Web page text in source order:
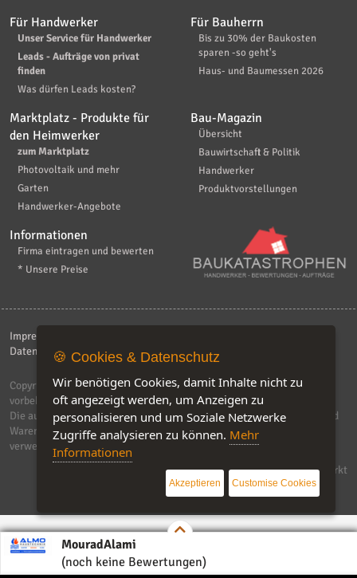
MouradAlami
(noch keine Bewertungen)
Für Handwerker
Unser Service für Handwerker
Leads - Aufträge von privat
finden
Was dürfen Leads kosten?
Für Bauherrn
Bis zu 30% der Baukosten
sparen -so geht's
Haus- und Baumessen 2026
Marktplatz - Produkte für
den Heimwerker
zum Marktplatz
Photovoltaik und mehr
Garten
Handwerker-Angebote
Bau-Magazin
Übersicht
Bauwirtschaft & Politik
Handwerker
Produktvorstellungen
Informationen
Firma eintragen und bewerten
* Unsere Preise
Impressum
Datenschutzerklärung | FAQ
Copyright © 2026ebiz-consult GmbH & Co. KG. Alle Rechte
vorbehalten.
Die auf dieser Seite verwendeten Produktbezeichnungen, Namen und
Warenzeichen sind Eigentum der jeweiligen Firmen. Unser Portal
verwendet Affiliat-Links, für dir wir Geld erhalten.
Software by IQ-Markt
🍪 Cookies & Datenschutz
Wir benötigen Cookies, damit Inhalte nicht zu
oft angezeigt werden, um Anzeigen zu
personalisieren und um Soziale Netzwerke
Zugriffe analysieren zu können. Mehr
Informationen
Akzeptieren Customise Cookies